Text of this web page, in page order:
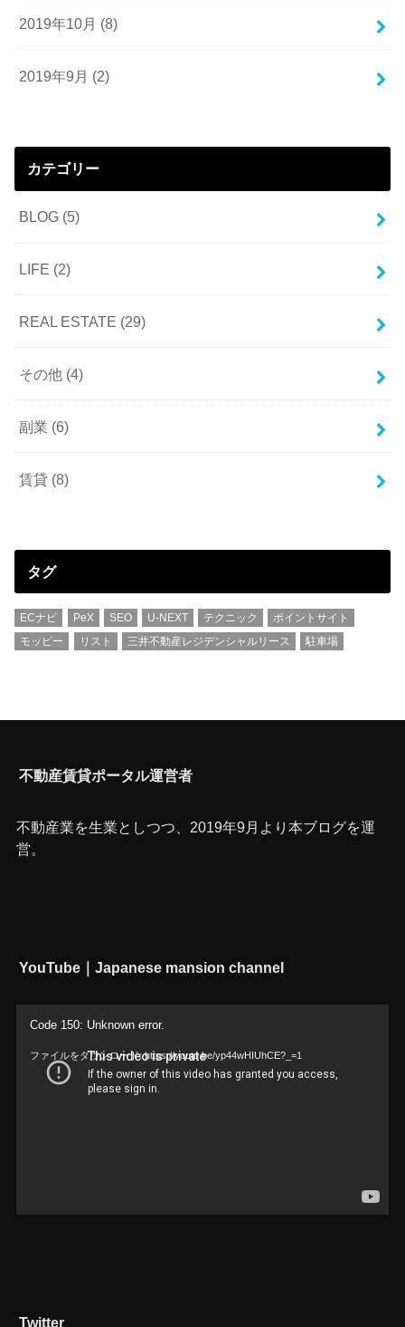
2019年10月 (8)
2019年9月 (2)
カテゴリー
BLOG (5)
LIFE (2)
REAL ESTATE (29)
その他 (4)
副業 (6)
賃貸 (8)
タグ
ECナビ PeX SEO U-NEXT テクニック
ポイントサイト
モッピー
リスト 三井不動産レジデンシャルリース 駐車場
不動産賃貸ポータル運営者
不動産業を生業としつつ、2019年9月より本ブログを運
営。
YouTube｜Japanese mansion channel
Code 150: Unknown error.
ファイルをダウンロード: https://youtu.be/yp44wHIUhCE?_=1
Twitter